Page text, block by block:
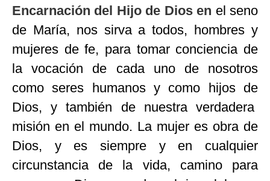
Encarnación del Hijo de Dios en el seno
de María, nos sirva a todos, hombres y
mujeres de fe, para tomar conciencia de
la vocación de cada uno de nosotros
como seres humanos y como hijos de
Dios, y también de nuestra verdadera
misión en el mundo. La mujer es obra de
Dios, y es siempre y en cualquier
circunstancia de la vida, camino para